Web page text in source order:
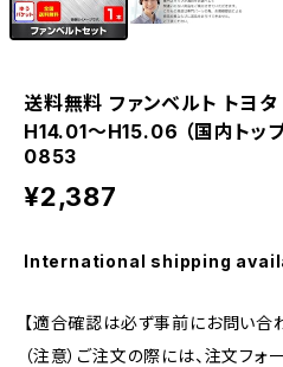
送料無料 ファンベルト トヨ
H14.01～H15.06 （国内トッ
0853
¥2,387
International shipping
【適合確認は必ず事前にお問い合わ
（注意）ご注文の際には、注文フォ